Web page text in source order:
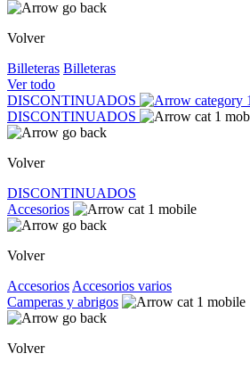
Volver
Billeteras Billeteras
Ver todo
DISCONTINUADOS
DISCONTINUADOS
Volver
DISCONTINUADOS
Accesorios
Volver
Accesorios Accesorios varios
Camperas y abrigos
Volver